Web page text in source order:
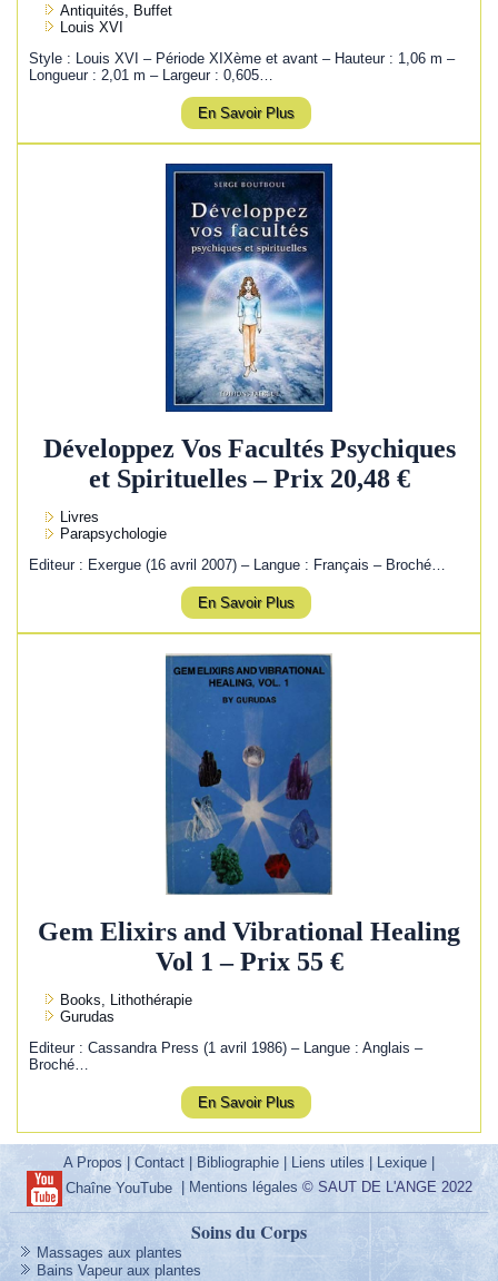
Antiquités, Buffet
Louis XVI
Style : Louis XVI – Période XIXème et avant – Hauteur : 1,06 m –
Longueur : 2,01 m – Largeur : 0,605…
En Savoir Plus
Développez Vos Facultés Psychiques
et Spirituelles – Prix 20,48 €
Livres
Parapsychologie
Editeur : Exergue (16 avril 2007) – Langue : Français – Broché…
En Savoir Plus
Gem Elixirs and Vibrational Healing
Vol 1 – Prix 55 €
Books, Lithothérapie
Gurudas
Editeur : Cassandra Press (1 avril 1986) – Langue : Anglais –
Broché…
En Savoir Plus
A Propos |Contact | Bibliographie | Liens utiles| Lexique |
Chaîne YouTube| Mentions légales © SAUT DE L'ANGE 2022
Soins du Corps
Massages aux plantes
Bains Vapeur aux plantes